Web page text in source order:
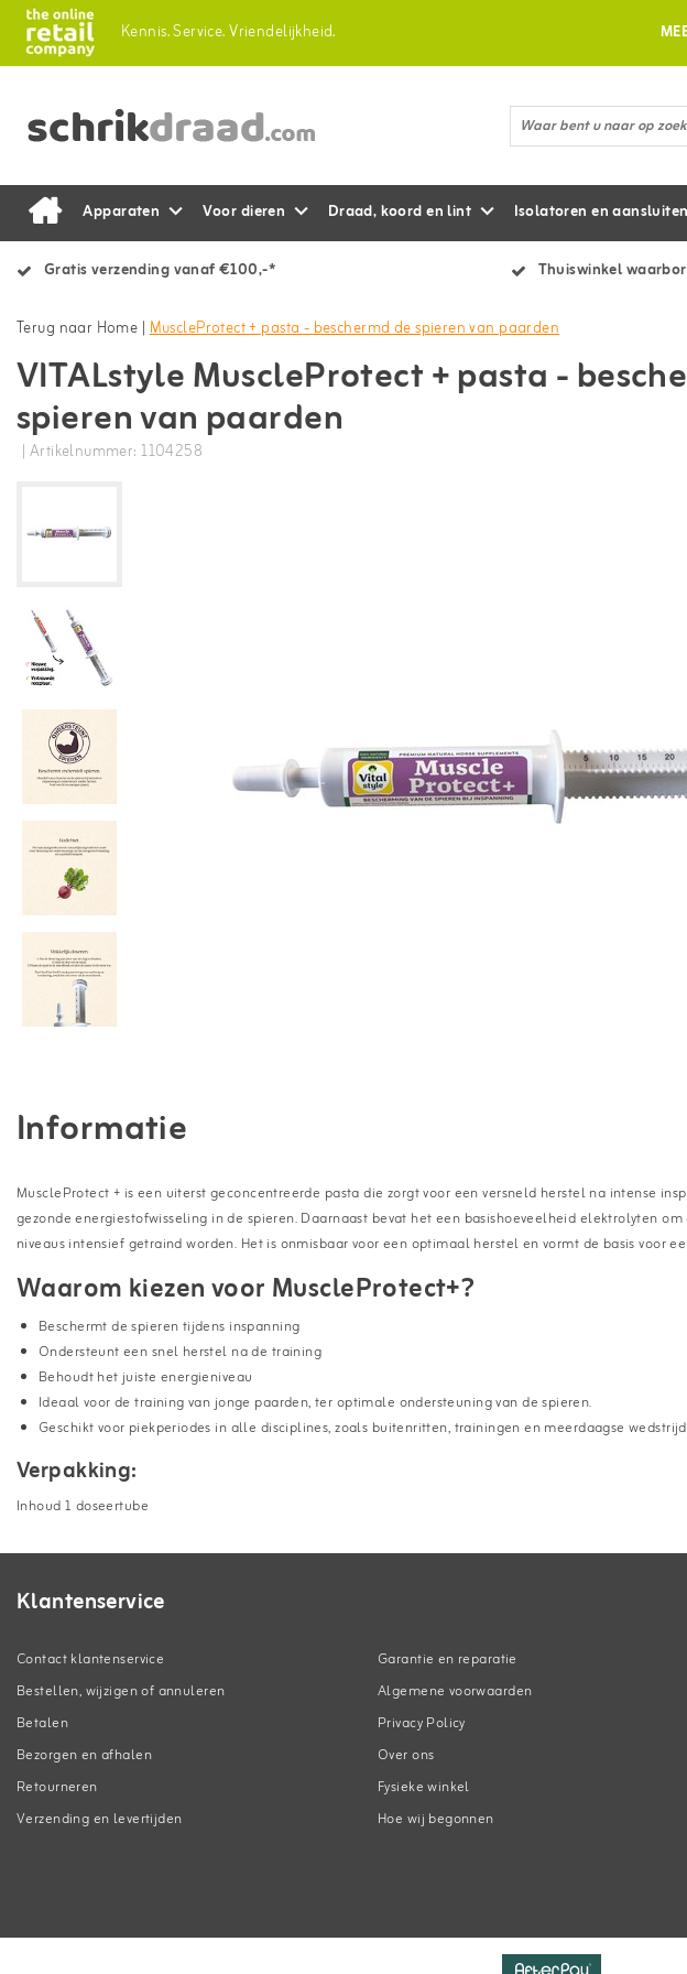
Kennis.Service.Vriendelijkheid.
Apparaten Voor dieren Draad, koord en lint Isolatoren en aansluiten
Gratis verzending vanaf €100,-* Thuiswinkel
Terug naar Home |MuscleProtect + pasta - beschermd de spieren van paarden
VITALstyle MuscleProtect + pasta -
spieren van paarden
| Artikelnummer: 1104258
Informatie
MuscleProtect + is een uiterst geconcentreerde pasta die zorgt voor een versneld herstel na intense
gezonde energiestofwisseling in de spieren. Daarnaast bevat het een basishoeveelheid elektrolyten
niveaus intensief getraind worden. Het is onmisbaar voor een optimaal herstel en vormt de basis voor
Waarom kiezen voor MuscleProtect+?
Beschermt de spieren tijdens inspanning
Ondersteunt een snel herstel na de training
Behoudt het juiste energieniveau
Ideaal voor de training van jonge paarden, ter optimale ondersteuning van de spieren.
Geschikt voor piekperiodes in alle disciplines, zoals buitenritten, trainingen en meerdaagse
Verpakking:
Inhoud 1 doseertube
Klantenservice
Contact klantenservice
Bestellen, wijzigen of annuleren
Betalen
Bezorgen en afhalen
Retourneren
Verzending en levertijden
Garantie en reparatie
Algemene voorwaarden
Privacy Policy
Over ons
Fysieke winkel
Hoe wij begonnen